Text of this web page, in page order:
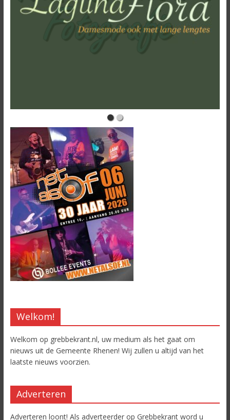
Welkom!
Welkom op grebbekrant.nl, uw medium als het gaat om
nieuws uit de Gemeente Rhenen! Wij zullen u altijd van het
laatste nieuws voorzien.
Adverteren
Adverteren loont! Als adverteerder op Grebbekrant word u